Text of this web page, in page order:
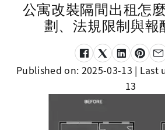
公寓改裝隔間出租怎
劃、法規限制與報
Published on: 2025-03-13 | Last
13